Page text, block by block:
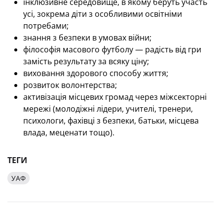
усі, зокрема діти з особливими освітніми
потребами;
знання з безпеки в умовах війни;
філософія масового футболу — радість від гри
замість результату за всяку ціну;
виховання здорового способу життя;
розвиток волонтерства;
активізація місцевих громад через міжсекторні
мережі (молодіжні лідери, учителі, тренери,
психологи, фахівці з безпеки, батьки, місцева
влада, меценати тощо).
ТЕГИ
УАФ